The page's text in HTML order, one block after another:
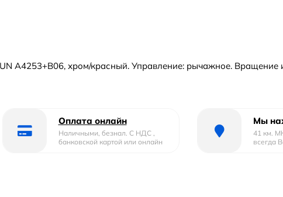
A4253+B06, хром/красный. Управление: рычажное.
Оплата онлайн
Наличными, безнал. С НДС ,
банковской картой или онлайн
Мы
41 км.
всегда